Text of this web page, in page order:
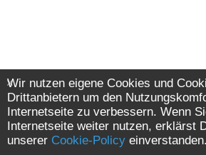
Wir nutzen eigene Cookies und
Drittanbietern um den
Internetseite zu verbessern. Wenn
Internetseite weiter nutzen, erklärst
unserer Cookie-Policy einverstanden.